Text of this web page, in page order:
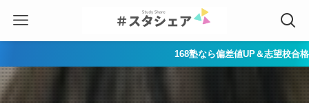
168塾なら偏差値UP＆志望校合格へ一直線！努